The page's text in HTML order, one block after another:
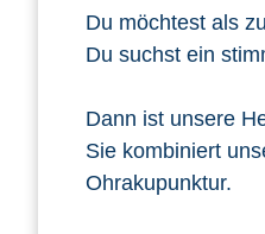
Du möchtest als
Du suchst ein
Dann ist unsere
Sie kombiniert
Ohrakupunktur.